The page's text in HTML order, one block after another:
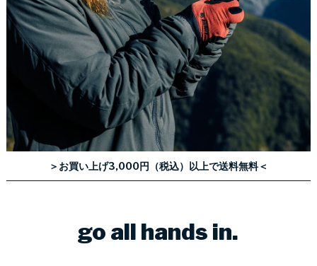
＞お買い上げ3,000円（税込）以上で送料無料＜
go all hands in.